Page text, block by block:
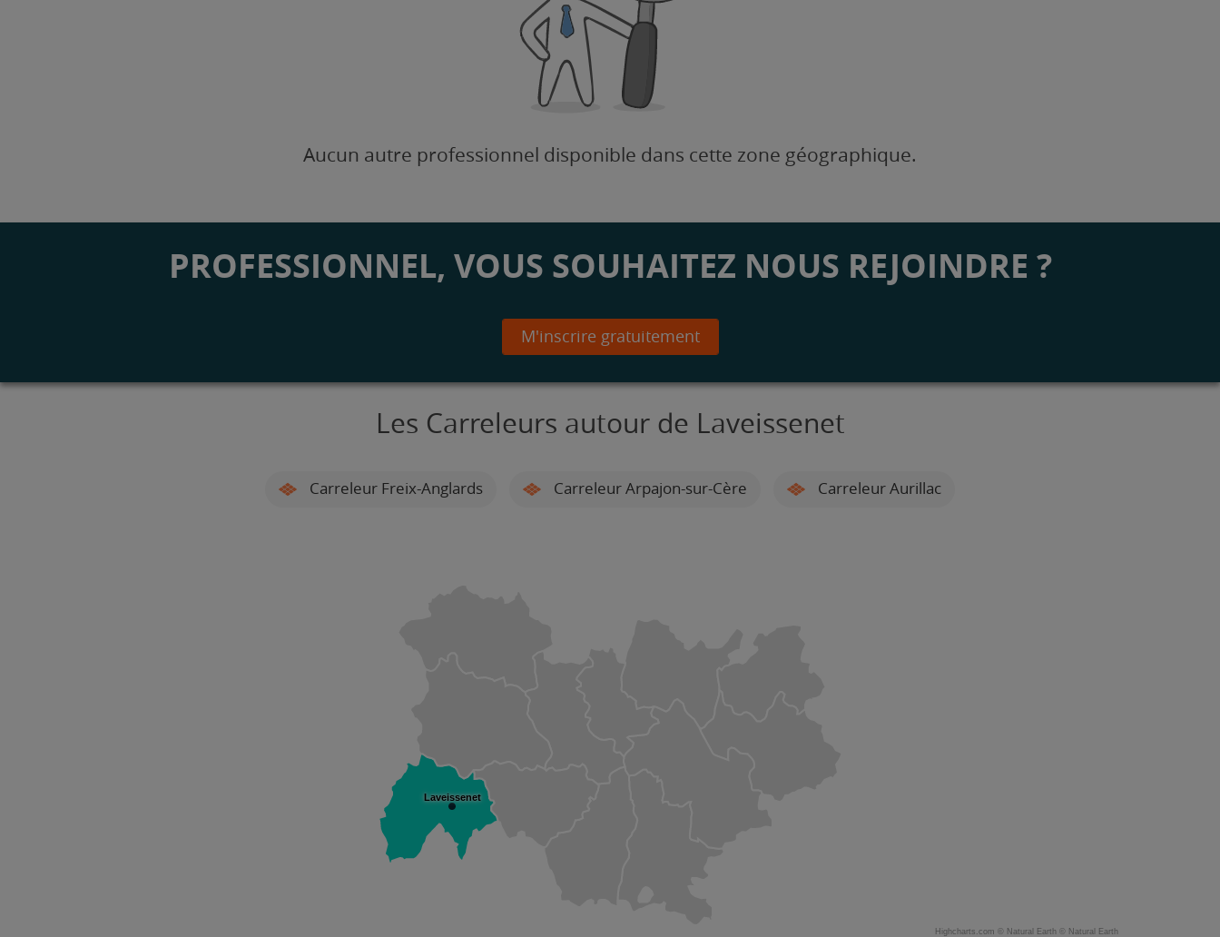
Aucun autre professionnel disponible dans cette zone géographique.
PROFESSIONNEL, VOUS SOUHAITEZ NOUS REJOINDRE ?
M'inscrire gratuitement
Les Carreleurs autour de Laveissenet
Carreleur Freix-Anglards Carreleur Arpajon-sur-Cère Carreleur Aurillac
Laveissenet
Highcharts.com © Natural Earth © Natural Earth